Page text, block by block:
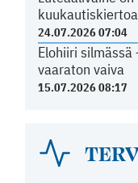
kuukautiskiertoa
24.07.2026 07:04
Elohiiri
vaaraton vaiva
15.07.2026 08:17